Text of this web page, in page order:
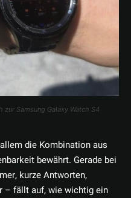
zur Samsung Galaxy Watch S4
die Kombination aus
bewährt. Gerade bei
kurze Antworten,
– fällt auf, wie wichtig ein